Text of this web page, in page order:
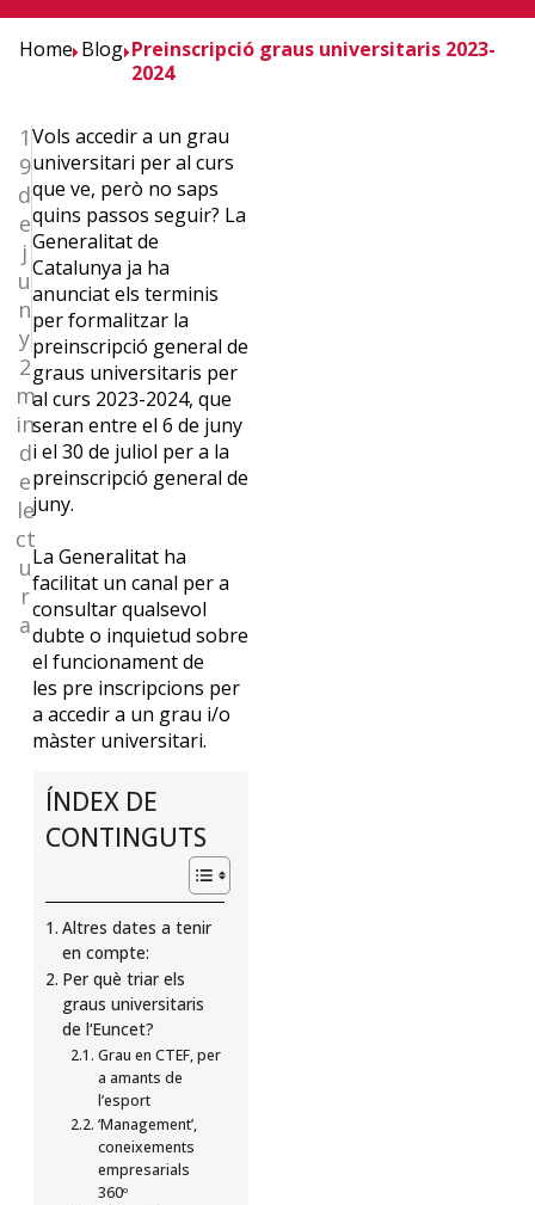
Home Blog Preinscripció graus universitaris 2023-
2024
1
9
d
e
j
u
n
y
2
m
in
d
e
le
ct
u
r
a
Vols accedira un grau
universitari peral curs
que ve, però no saps
quins passos seguir? La
Generalitat de
Catalunya ja ha
anunciatels terminis
performalitzarla
preinscripció general de
graus universitaris per
al curs 2023-2024, que
seran entre el 6 de juny
i el 30 de juliol per a la
preinscripció general de
juny.
La Generalitat ha
facilitat un canal per a
consultar qualsevol
dubte o inquietud sobre
el funcionament de
les pre inscripcions per
a accedir a un grau i/o
màster universitari.
ÍNDEX DE
CONTINGUTS
Altres dates a tenir
en compte:
Per què triar els
graus universitaris
de l‘Euncet?
Grau en CTEF, per
a amants de
l’esport
‘Management’,
coneixements
empresarials
360º